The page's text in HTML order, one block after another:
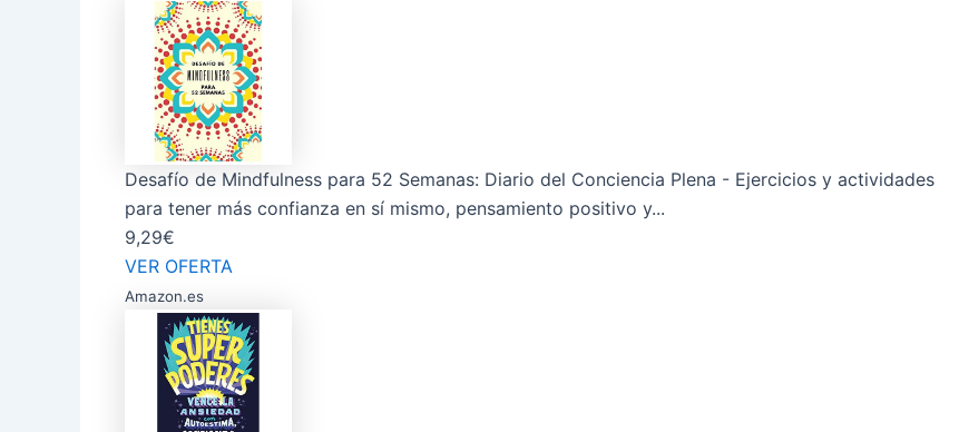
Desafío de Mindfulness para 52 Semanas: Diario del Conciencia Plena - Ejercicios y actividades
para tener más confianza en sí mismo, pensamiento positivo y...
9,29€
VER OFERTA
Amazon.es